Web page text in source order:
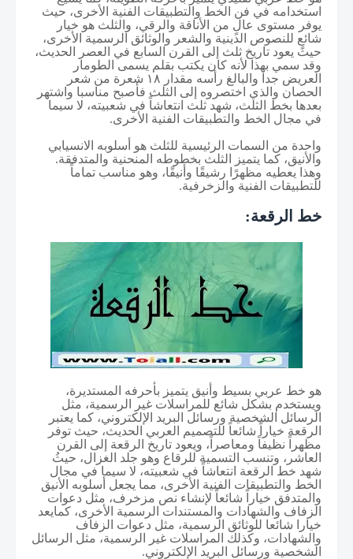
استخدامه في فن الخط والتطبيقات الفنية الأخرى، حيث
يوفر مستوى عالٍ من الأناقة والرقي، والثلث هو خيار
شائع للنصوص الدينية والشعر والوثائق الرسمية الأخرى،
حيثً يعود تاريخ ثلث إلى القرن السابع في العصر الحديث،
وقد سمي بهذا لأنه كان يكتب بقلم يسمى الطومار
العريض جدا والبالغ رأسه مقدار ١٨ شعرة من شعر
الحصان والذي اختصروه إلى الثلث فأصبح مناسبا واشتهر
بعدها بخط الثلث، شهد ثلث انتعاشاً في شعبيته، لا سيما
في مجال الخط والتطبيقات الفنية الأخرى.
واحدة من السمات الرئيسية للثلث هو أسلوبه الانسيابي
والأنيق، كما يتميز الثلث بخطوطه المنحنية والمتدفقة.
وهذا يعطيه مظهرًا رشيقًا وأنيقًا، وهو مناسب تماماً
للتطبيقات الفنية والزخرفية.
خط الرقعة:
هو خط عربي بسيط وأنيق يتميز بأحرفه المستديرة،
ويستخدم بشكل شائع للمراسلات غير الرسمية، مثل
الرسائل الشخصية ورسائل البريد الإلكتروني، كما يعتبر
الرقعة خياراً شائعاً للتصميم العربي الحديث، حيث توفر
مظهراً نظيفاً ومعاصراً، ويعود تاريخ الرقعة إلى القرن
العاشر، وتنسب التسمية للرقاع وهو جلد الغزال، حيثُ
شهد خط الرقعة انتعاشاً في شعبيته، لا سيما في مجال
الخط والتطبيقات الفنية الأخرى، مما يجعل أسلوبه الأنيق
والمتدفق خياراً شائعاً لإنشاء نص مزخرف، مثل دعوات
الزفاف والشهادات والمستندات الرسمية الأخرى، كمايعد
خيارا شائعا للوثائق الرسمية، مثل دعوات الزفاف
والشهادات، وكذلك المراسلات غير الرسمية، مثل الرسائل
الشخصية ورسائل البريد الإلكتروني.